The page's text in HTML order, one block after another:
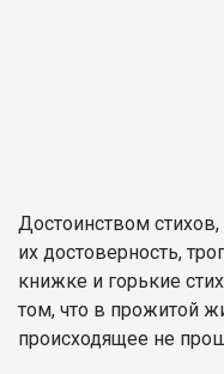
Достоинством
их достоверность,
книжке и горькие
том, что в прожитой
происходящее не